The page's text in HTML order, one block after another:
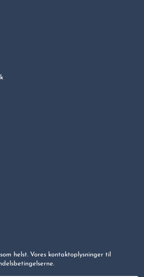
helst. Vores kontaktoplysninger til